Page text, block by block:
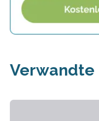
Verwandte